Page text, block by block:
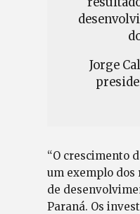
Jorge
“O crescimento
um exemplo dos
de
Paraná. Os